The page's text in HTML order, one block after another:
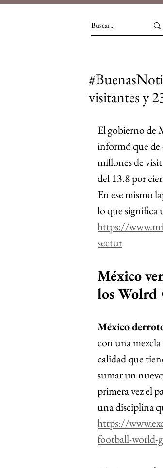
visitantes y
El gobierno de
informó que de
millones de
del 13.8 por
En ese mismo
lo que significa
https://
sectur
México
los Wolrd
México
con una
calidad que
sumar un
primera vez el
una disciplina
https://
football-world-